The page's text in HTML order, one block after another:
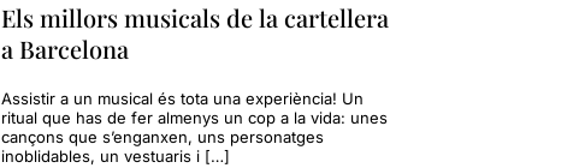
Els millors musicals de la cartellera
a Barcelona
Assistir a un musical és tota una experiència! Un
ritual que has de fer almenys un cop a la vida: unes
cançons que s’enganxen, uns personatges
inoblidables, un vestuaris i […]